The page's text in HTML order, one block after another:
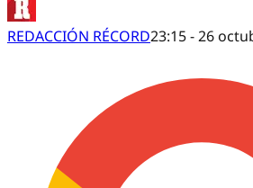
REDACCIÓN RÉCORD23:15 - 26